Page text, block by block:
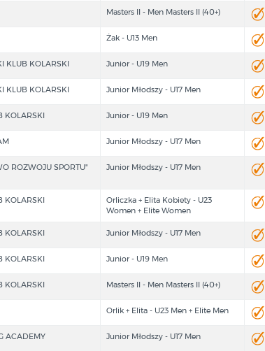
Masters II - Men Masters II (40+)
Żak - U13 Men
KLUB KOLARSKI Junior - U19 Men
KLUB KOLARSKI Junior Młodszy - U17 Men
KOLARSKI Junior - U19 Men
Junior Młodszy - U17 Men
ROZWOJU SPORTU"
Junior Młodszy - U17 Men
KOLARSKI
Orliczka + Elita Kobiety - U23
Women + Elite Women
KOLARSKI Junior Młodszy - U17 Men
KOLARSKI Junior - U19 Men
KOLARSKI Masters II - Men Masters II (40+)
Orlik + Elita - U23 Men + Elite Men
ACADEMY Junior Młodszy - U17 Men